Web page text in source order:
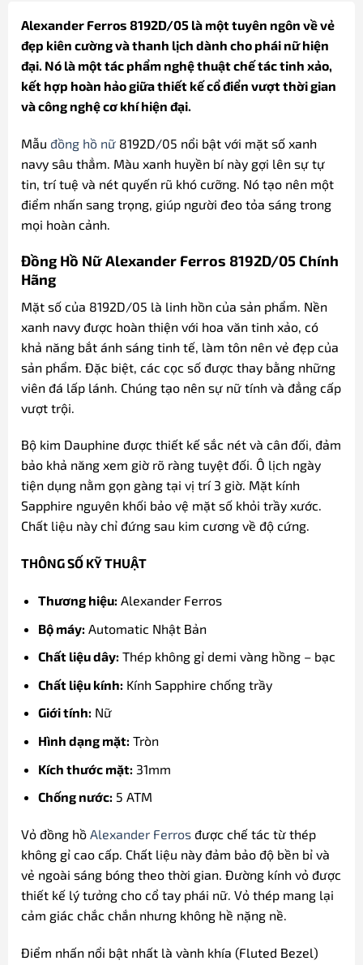
Alexander Ferros 8192D/05 là một tuyên ngôn về vẻ
đẹp kiên cường và thanh lịch dành cho phái nữ hiện
đại. Nó là một tác phẩm nghệ thuật chế tác tinh xảo,
kết hợp hoàn hảo giữa thiết kế cổ điển vượt thời gian
và công nghệ cơ khí hiện đại.
Mẫu đồng hồ nữ8192D/05 nổi bật với mặt số xanh
navy sâu thẳm. Màu xanh huyền bí này gợi lên sự tự
tin, trí tuệ và nét quyến rũ khó cưỡng. Nó tạo nên một
điểm nhấn sang trọng, giúp người đeo tỏa sáng trong
mọi hoàn cảnh.
Đồng Hồ Nữ Alexander Ferros 8192D/05 Chính
Hãng
Mặt số của 8192D/05 là linh hồn của sản phẩm. Nền
xanh navy được hoàn thiện với hoa văn tinh xảo, có
khả năng bắt ánh sáng tinh tế, làm tôn nên vẻ đẹp của
sản phẩm. Đặc biệt, các cọc số được thay bằng những
viên đá lấp lánh. Chúng tạo nên sự nữ tính và đẳng cấp
vượt trội.
Bộ kim Dauphine được thiết kế sắc nét và cân đối, đảm
bảo khả năng xem giờ rõ ràng tuyệt đối. Ô lịch ngày
tiện dụng nằm gọn gàng tại vị trí 3 giờ. Mặt kính
Sapphire nguyên khối bảo vệ mặt số khỏi trầy xước.
Chất liệu này chỉ đứng sau kim cương về độ cứng.
THÔNG SỐ KỸ THUẬT
Thương hiệu: Alexander Ferros
Bộ máy: Automatic Nhật Bản
Chất liệu dây: Thép không gỉ demi vàng hồng – bạc
Chất liệu kính: Kính Sapphire chống trầy
Giới tính: Nữ
Hình dạng mặt: Tròn
Kích thước mặt: 31mm
Chống nước: 5 ATM
Vỏ đồng hồ Alexander Ferrosđược chế tác từ thép
không gỉ cao cấp. Chất liệu này đảm bảo độ bền bỉ và
vẻ ngoài sáng bóng theo thời gian. Đường kính vỏ được
thiết kế lý tưởng cho cổ tay phái nữ. Vỏ thép mang lại
cảm giác chắc chắn nhưng không hề nặng nề.
Điểm nhấn nổi bật nhất là vành khía (Fluted Bezel)